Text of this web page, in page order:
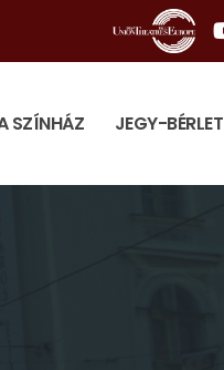
SZÍNHÁZ JEGY-BÉRLET